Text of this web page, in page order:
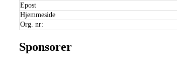
Epost
Hjemmeside
Org. nr:
Sponsorer